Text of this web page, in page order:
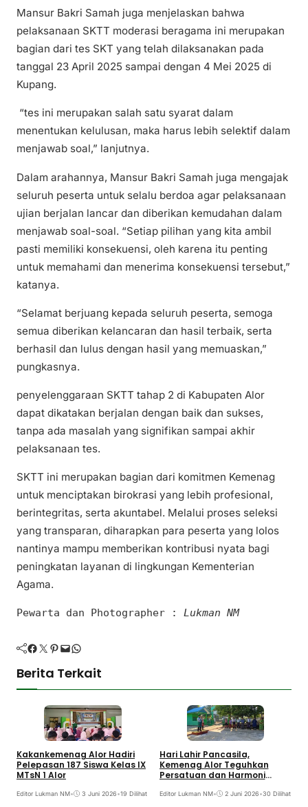
Mansur Bakri Samah juga menjelaskan bahwa
pelaksanaan SKTT moderasi beragama ini merupakan
bagian dari tes SKT yang telah dilaksanakan pada
tanggal 23 April 2025 sampai dengan 4 Mei 2025 di
Kupang.
“tes ini merupakan salah satu syarat dalam
menentukan kelulusan, maka harus lebih selektif dalam
menjawab soal,” lanjutnya.
Dalam arahannya, Mansur Bakri Samah juga mengajak
seluruh peserta untuk selalu berdoa agar pelaksanaan
ujian berjalan lancar dan diberikan kemudahan dalam
menjawab soal-soal. “Setiap pilihan yang kita ambil
pasti memiliki konsekuensi, oleh karena itu penting
untuk memahami dan menerima konsekuensi tersebut,”
katanya.
“Selamat berjuang kepada seluruh peserta, semoga
semua diberikan kelancaran dan hasil terbaik, serta
berhasil dan lulus dengan hasil yang memuaskan,”
pungkasnya.
penyelenggaraan SKTT tahap 2 di Kabupaten Alor
dapat dikatakan berjalan dengan baik dan sukses,
tanpa ada masalah yang signifikan sampai akhir
pelaksanaan tes.
SKTT ini merupakan bagian dari komitmen Kemenag
untuk menciptakan birokrasi yang lebih profesional,
berintegritas, serta akuntabel. Melalui proses seleksi
yang transparan, diharapkan para peserta yang lolos
nantinya mampu memberikan kontribusi nyata bagi
peningkatan layanan di lingkungan Kementerian
Agama.
Pewarta dan Photographer : Lukman NM
Facebook Twitter Pinterest Mail WhatsApp
Berita Terkait
Kakankemenag Alor Hadiri
Pelepasan 187 Siswa Kelas IX
MTsN 1 Alor
Editor Lukman NM• 3 Juni 2026•19 Dilihat
Hari Lahir Pancasila,
Kemenag Alor Teguhkan
Persatuan dan Harmoni
Editor Lukman NM• 2 Juni 2026•30 Dilihat